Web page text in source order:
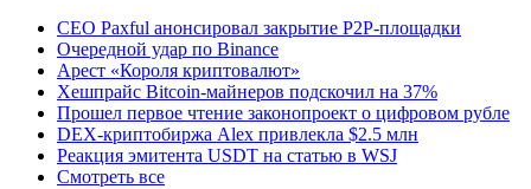
CEO Paxful анонсировал закрытие P2P-площадки
Очередной удар по Binance
Арест «Короля криптовалют»
Хешпрайс Bitcoin-майнеров подскочил на 37%
Прошел первое чтение законопроект о цифровом рубле
DEX-криптобиржа Alex привлекла $2.5 млн
Реакция эмитента USDT на статью в WSJ
Смотреть все